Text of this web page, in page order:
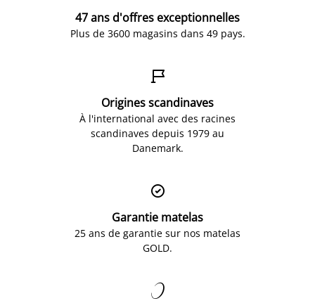
47 ans d'offres exceptionnelles
Plus de 3600 magasins dans 49 pays.

Origines scandinaves
À l'international avec des racines
scandinaves depuis 1979 au
Danemark.

Garantie matelas
25 ans de garantie sur nos matelas
GOLD.
